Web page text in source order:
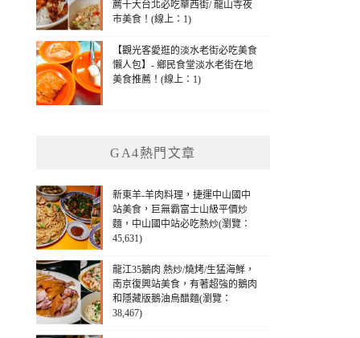
薦十大台北必吃華西街/ 龍山寺夜
市美食！(線上：1)
【觀光客愛逛的淡水老街必吃美食
懶人包】- 鄉民食堂淡水老街在地
美食推薦！(線上：1)
GA4熱門文章
新東羊-羊肉料理，捷運中山國中
站美食，巨無霸富士山級平價炒
麵，中山國中站必吃熱炒(瀏覽：
45,631)
龍江35鵝肉 熱炒/燒烤/生猛海鮮，
南京復興站美食，有著超強的鵝肉
和隱藏版鵝油烏醋麵(瀏覽：
38,467)